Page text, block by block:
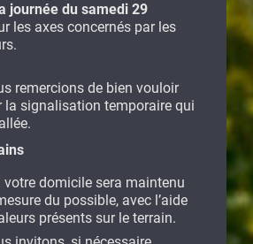
journée du samedi 29
les axes concernés par les
remercions de bien vouloir
la signalisation temporaire qui
votre domicile sera maintenu
du possible, avec l’aide
présents sur le terrain.